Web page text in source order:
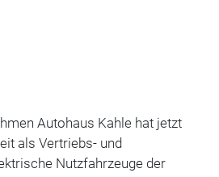
Autohaus Kahle hat jetzt
als Vertriebs- und
Nutzfahrzeuge der